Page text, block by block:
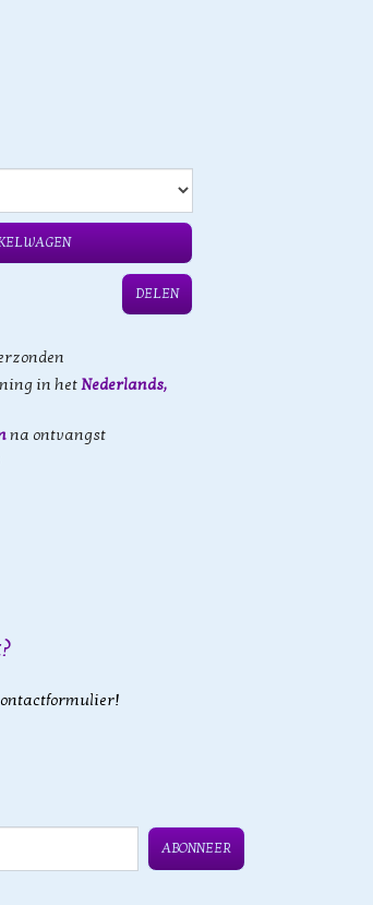
DELEN
in hetNederlands,
na ontvangst
ABONNEER